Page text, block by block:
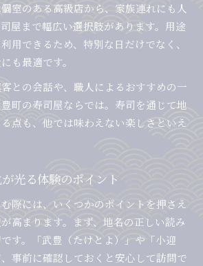
室のある高級店から、家族連れにも人
屋まで幅広い選択肢があります。用途
用できるため、特別な日だけでなく、
も最適です。
との会話や、職人によるおすすめの一
町の寿司屋ならでは。寿司を通じて地
点も、他では味わえない楽しさといえ
光る体験のポイント
際には、いくつかのポイントを押さえ
高まります。まず、地名の正しい読み
す。「武豊（たけとよ）」や「小迎
、事前に確認しておくと安心して訪問で